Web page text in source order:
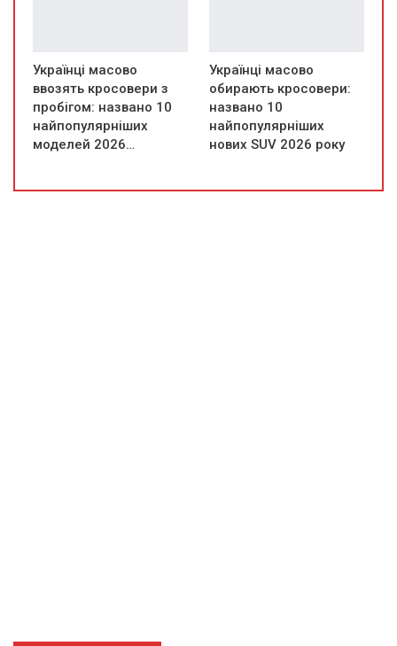
Українці масово
ввозять кросовери з
пробігом: названо 10
найпопулярніших
моделей 2026…
Українці масово
обирають кросовери:
названо 10
найпопулярніших
нових SUV 2026 року